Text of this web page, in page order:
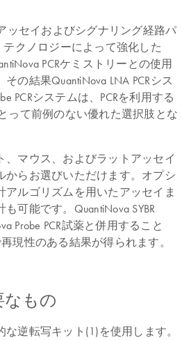
ッセイおよびシグナリング経路パ
クノロジーによって強化した
PCRケミストリーとの使用
の結果QuantiNova LNA PCRシス
PCRシステムは、PCRを利用する
って前例のない優れた選択肢とな
、マウス、およびラットアッセイ
からお選びいただけます。オプシ
アルゴリズムを用いたアッセイま
可能です。QuantiNova SYBR
Probe PCR試薬と併用すること
現性のある結果が得られます。
なもの
逆転写キット(1)を使用します。